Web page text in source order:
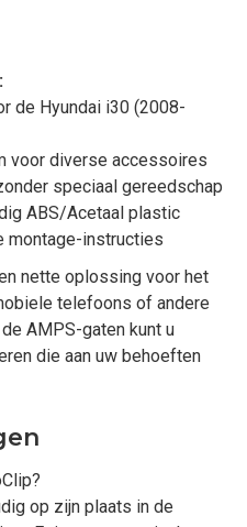
de Hyundai i30 (2008-
voor diverse accessoires
speciaal gereedschap
ABS/Acetaal plastic
montage-instructies
nette oplossing voor het
telefoons of andere
AMPS-gaten kunt u
die aan uw behoeften
op zijn plaats in de